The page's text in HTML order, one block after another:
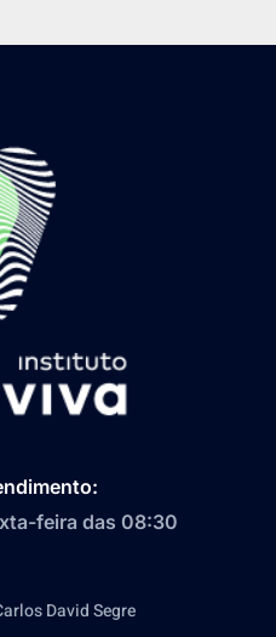
feira das 08:30
David Segre